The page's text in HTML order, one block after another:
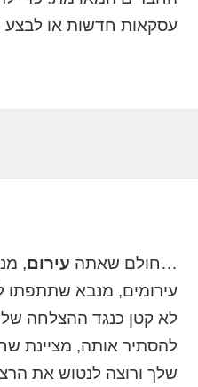
עסקאות חדשות או
…חולם שאתה עירום,
עירומים, מנבא שתתפתו
לא קטן כנגד ההצלחה
להסתיר אותה, מציינת
שלך ורוצה לנטוש את